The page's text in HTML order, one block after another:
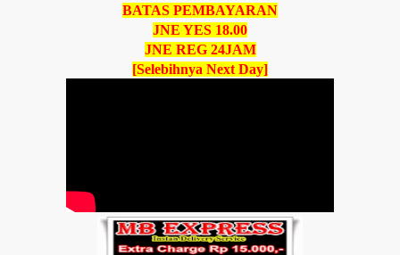
BATAS PEMBAYARAN
JNE YES 18.00
JNE REG 24JAM
[Selebihnya Next Day]